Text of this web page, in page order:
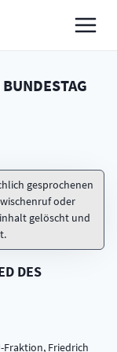
gesprochenen
oder
gelöscht und
DES
Fraktion, Friedrich